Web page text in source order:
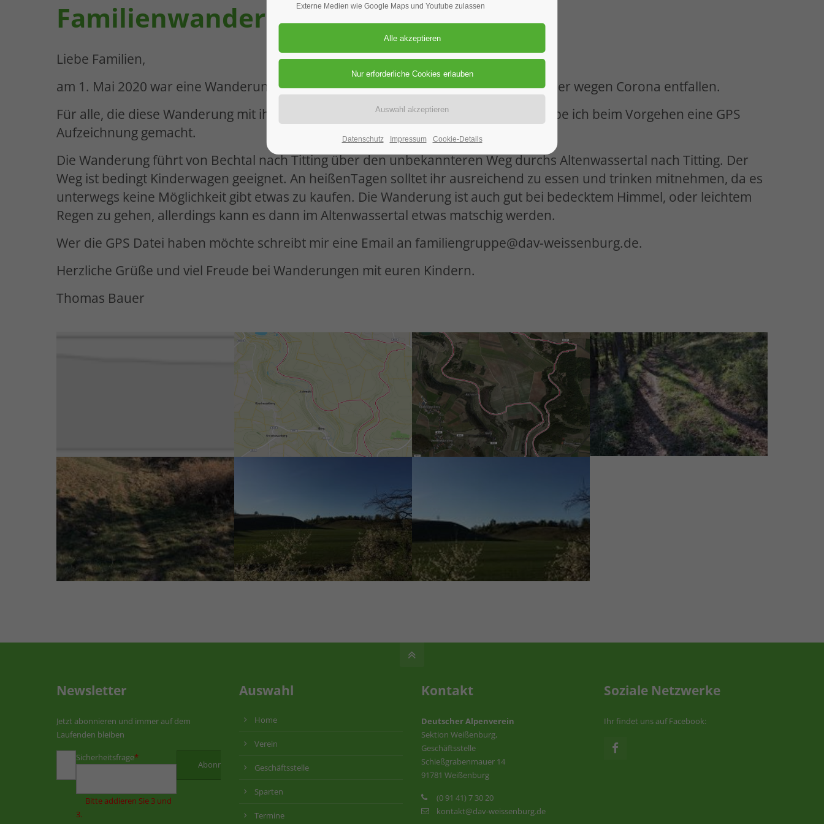
Familienwanderung
Liebe Familien,
am 1. Mai 2020 war eine Wanderung in Bechtal geplant. Diese Wanderung muss leider wegen Corona entfallen.
Für alle, die diese Wanderung mit ihren Familien gerne alleine machen möchten, habe ich beim Vorgehen eine GPS
Aufzeichnung gemacht.
Die Wanderung führt von Bechtal nach Titting über den unbekannteren Weg durchs Altenwassertal nach Titting. Der
Weg ist bedingt Kinderwagen geeignet. An heißenTagen solltet ihr ausreichend zu essen und trinken mitnehmen, da es
unterwegs keine Möglichkeit gibt etwas zu kaufen. Die Wanderung ist auch gut bei bedecktem Himmel, oder leichtem
Regen zu gehen, allerdings kann es dann im Altenwassertal etwas matschig werden.
Wer die GPS Datei haben möchte schreibt mir eine Email an familiengruppe@dav-weissenburg.de.
Herzliche Grüße und viel Freude bei Wanderungen mit euren Kindern.
Thomas Bauer
Newsletter
Jetzt abonnieren und immer auf dem
Laufenden bleiben
Sicherheitsfrage*
Bitte addieren Sie 3 und
3.
Auswahl
Home
Verein
Geschäftsstelle
Sparten
Termine
Kontakt
Deutscher Alpenverein
Sektion Weißenburg,
Geschäftsstelle
Schießgrabenmauer 14
91781 Weißenburg
(0 91 41) 7 30 20
kontakt@dav-weissenburg.de
Soziale Netzwerke
Ihr findet uns auf Facebook:
Externe Medien wie Google Maps und Youtube zulassen
Datenschutz Impressum Cookie-Details